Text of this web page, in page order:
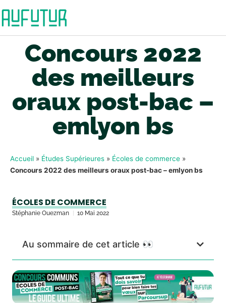
Concours 2022
des meilleurs
oraux post-bac –
emlyon bs
Accueil » Études Supérieures » Écoles de commerce »
Concours 2022 des meilleurs oraux post-bac – emlyon bs
ÉCOLES DE COMMERCE
Stéphanie Ouezman 10 Mai 2022
Au sommaire de cet article 👀